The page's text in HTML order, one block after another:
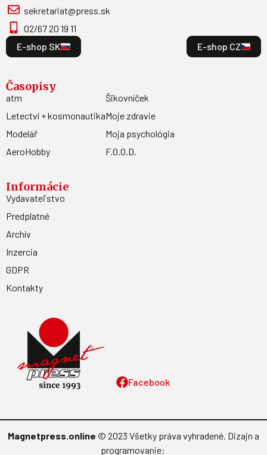
Facebook
sekretariat@press.sk
02/67 20 19 11
E-shop SK
E-shop CZ
Časopisy
atm
Letectví + kosmonautika
Modelář
AeroHobby
Šikovníček
Moje zdravie
Moja psychológia
F.O.O.D.
Informácie
Vydavateľstvo
Predplatné
Archív
Inzercia
GDPR
Kontakty
Magnetpress.online © 2023 Všetky práva vyhradené. Dizajn a
programovanie: